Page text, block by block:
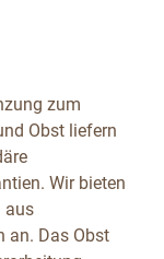
zum
Obst liefern
Wir bieten
aus
an. Das Obst